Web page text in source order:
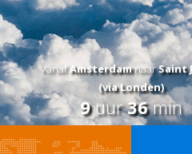
VanafAmsterdamnaarSaint
(via Londen)
9uur36min